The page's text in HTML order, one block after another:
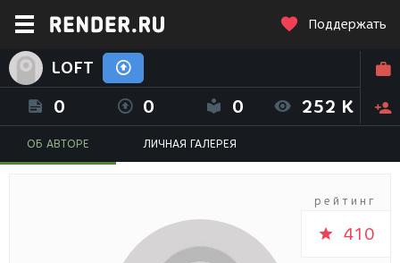
Поддержать
LOFT
0 0 0 252 K
ОБ АВТОРЕ ЛИЧНАЯ ГАЛЕРЕЯ
рейтинг
410